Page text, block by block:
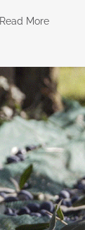
Read More